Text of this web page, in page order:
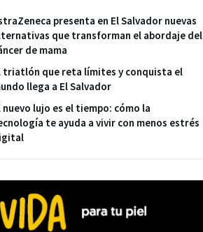
presenta en El Salvador nuevas
que transforman el abordaje del
de mama
triatlón que reta límites y conquista el
llega a El Salvador
nuevo lujo es el tiempo: cómo la
te ayuda a vivir con menos estrés